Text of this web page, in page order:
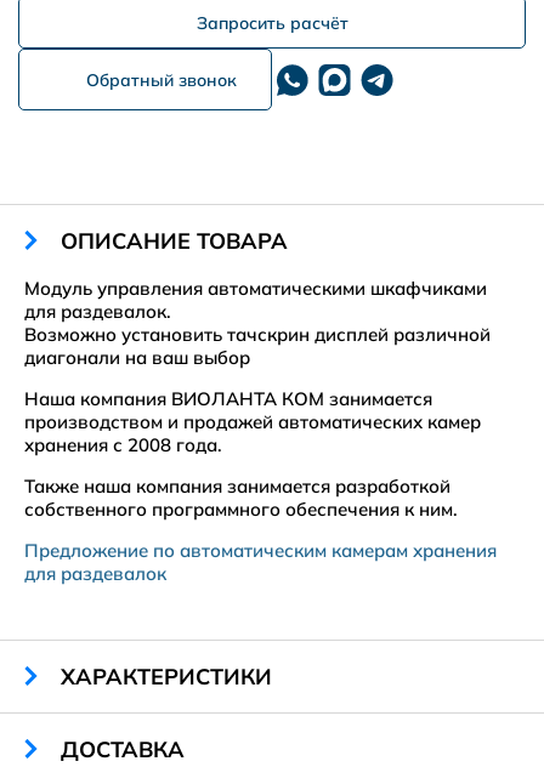
Запросить расчёт
Обратный звонок
ОПИСАНИЕ ТОВАРА
Модуль управления автоматическими шкафчиками
для раздевалок.
Возможно установить тачскрин дисплей различной
диагонали на ваш выбор
Наша компания ВИОЛАНТА КОМ занимается
производством и продажей автоматических камер
хранения с 2008 года.
Также наша компания занимается разработкой
собственного программного обеспечения к ним.
Предложение по автоматическим камерам хранения
для раздевалок
ХАРАКТЕРИСТИКИ
Кол-во ячеек:
ДОСТАВКА